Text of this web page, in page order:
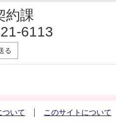
約課
6113
る
ついて このサイトについて